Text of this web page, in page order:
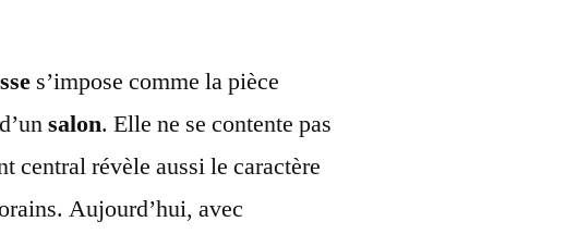
s’impose comme la pièce
salon. Elle ne se contente pas
central révèle aussi le caractère
Aujourd’hui, avec